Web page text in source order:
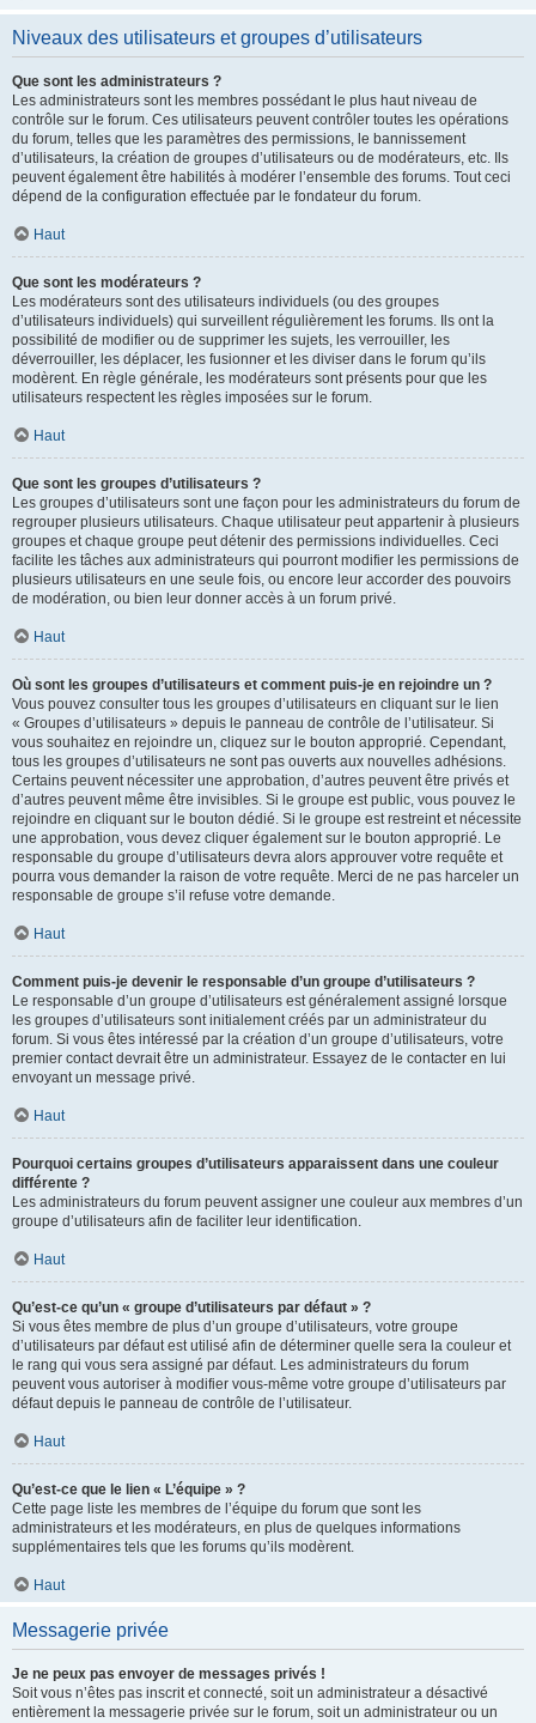
Niveaux des utilisateurs et groupes d’utilisateurs
Que sont les administrateurs ?
Les administrateurs sont les membres possédant le plus haut niveau de
contrôle sur le forum. Ces utilisateurs peuvent contrôler toutes les opérations
du forum, telles que les paramètres des permissions, le bannissement
d’utilisateurs, la création de groupes d’utilisateurs ou de modérateurs, etc. Ils
peuvent également être habilités à modérer l’ensemble des forums. Tout ceci
dépend de la configuration effectuée par le fondateur du forum.
Haut
Que sont les modérateurs ?
Les modérateurs sont des utilisateurs individuels (ou des groupes
d’utilisateurs individuels) qui surveillent régulièrement les forums. Ils ont la
possibilité de modifier ou de supprimer les sujets, les verrouiller, les
déverrouiller, les déplacer, les fusionner et les diviser dans le forum qu’ils
modèrent. En règle générale, les modérateurs sont présents pour que les
utilisateurs respectent les règles imposées sur le forum.
Haut
Que sont les groupes d’utilisateurs ?
Les groupes d’utilisateurs sont une façon pour les administrateurs du forum de
regrouper plusieurs utilisateurs. Chaque utilisateur peut appartenir à plusieurs
groupes et chaque groupe peut détenir des permissions individuelles. Ceci
facilite les tâches aux administrateurs qui pourront modifier les permissions de
plusieurs utilisateurs en une seule fois, ou encore leur accorder des pouvoirs
de modération, ou bien leur donner accès à un forum privé.
Haut
Où sont les groupes d’utilisateurs et comment puis-je en rejoindre un ?
Vous pouvez consulter tous les groupes d’utilisateurs en cliquant sur le lien
« Groupes d’utilisateurs » depuis le panneau de contrôle de l’utilisateur. Si
vous souhaitez en rejoindre un, cliquez sur le bouton approprié. Cependant,
tous les groupes d’utilisateurs ne sont pas ouverts aux nouvelles adhésions.
Certains peuvent nécessiter une approbation, d’autres peuvent être privés et
d’autres peuvent même être invisibles. Si le groupe est public, vous pouvez le
rejoindre en cliquant sur le bouton dédié. Si le groupe est restreint et nécessite
une approbation, vous devez cliquer également sur le bouton approprié. Le
responsable du groupe d’utilisateurs devra alors approuver votre requête et
pourra vous demander la raison de votre requête. Merci de ne pas harceler un
responsable de groupe s’il refuse votre demande.
Haut
Comment puis-je devenir le responsable d’un groupe d’utilisateurs ?
Le responsable d’un groupe d’utilisateurs est généralement assigné lorsque
les groupes d’utilisateurs sont initialement créés par un administrateur du
forum. Si vous êtes intéressé par la création d’un groupe d’utilisateurs, votre
premier contact devrait être un administrateur. Essayez de le contacter en lui
envoyant un message privé.
Haut
Pourquoi certains groupes d’utilisateurs apparaissent dans une couleur
différente ?
Les administrateurs du forum peuvent assigner une couleur aux membres d’un
groupe d’utilisateurs afin de faciliter leur identification.
Haut
Qu’est-ce qu’un « groupe d’utilisateurs par défaut » ?
Si vous êtes membre de plus d’un groupe d’utilisateurs, votre groupe
d’utilisateurs par défaut est utilisé afin de déterminer quelle sera la couleur et
le rang qui vous sera assigné par défaut. Les administrateurs du forum
peuvent vous autoriser à modifier vous-même votre groupe d’utilisateurs par
défaut depuis le panneau de contrôle de l’utilisateur.
Haut
Qu’est-ce que le lien « L’équipe » ?
Cette page liste les membres de l’équipe du forum que sont les
administrateurs et les modérateurs, en plus de quelques informations
supplémentaires tels que les forums qu’ils modèrent.
Haut
Messagerie privée
Je ne peux pas envoyer de messages privés !
Soit vous n’êtes pas inscrit et connecté, soit un administrateur a désactivé
entièrement la messagerie privée sur le forum, soit un administrateur ou un